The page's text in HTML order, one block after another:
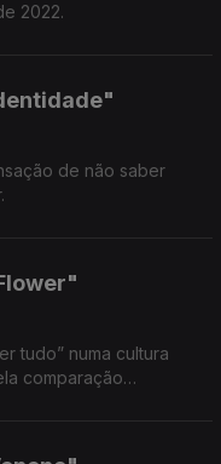
2022.
de não saber
tudo” numa cultura
comparação